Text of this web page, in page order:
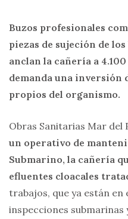
Buzos profesionales
piezas de sujeción de
anclan la cañería a
demanda una inversión
propios del organismo.
Obras Sanitarias Mar del
un operativo de
Submarino, la cañería
efluentes cloacales
trabajos, que ya están en
inspecciones submarinas